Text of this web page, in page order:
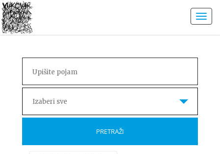
Izaberi sve
PRETRAŽI